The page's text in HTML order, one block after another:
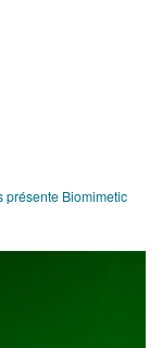
présente Biomimetic